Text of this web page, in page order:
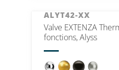
ALYT42-XX
Valve EXTENZA
fonctions, Alyss